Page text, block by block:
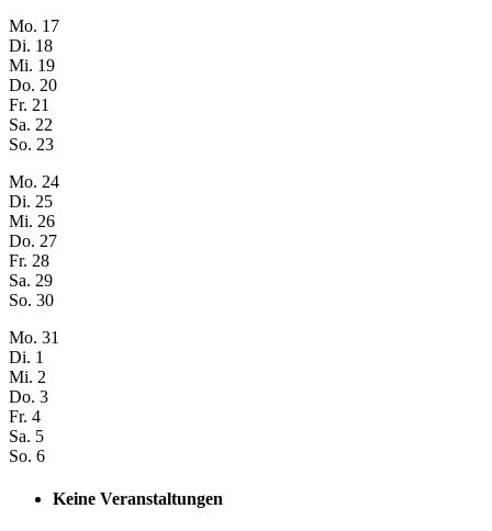
Mo. 17
Di. 18
Mi. 19
Do. 20
Fr. 21
Sa. 22
So. 23
Mo. 24
Di. 25
Mi. 26
Do. 27
Fr. 28
Sa. 29
So. 30
Mo. 31
Di. 1
Mi. 2
Do. 3
Fr. 4
Sa. 5
So. 6
Keine Veranstaltungen